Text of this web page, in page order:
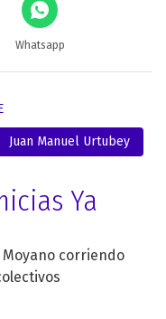
Whatsapp
Juan Manuel Urtubey
Ya